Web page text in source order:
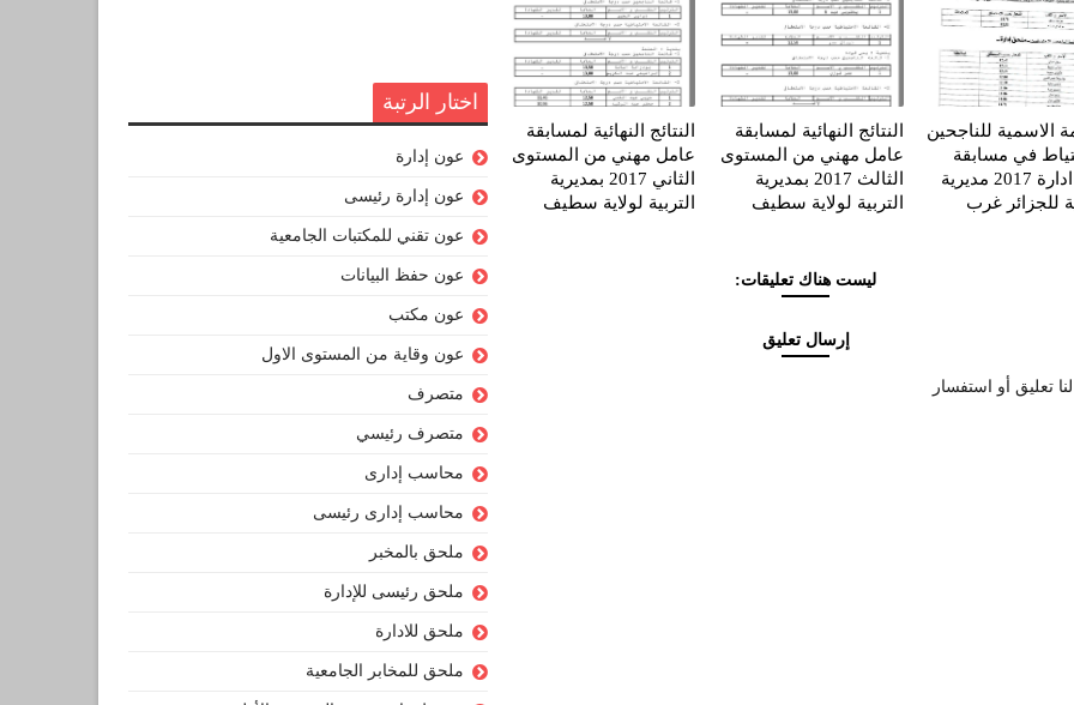
الاسمية للناجحين
في مسابقة
عون ادارة 2017 مديرية
للجزائر غرب
النتائج النهائية لمسابقة
عامل مهني من المستوى
الثالث 2017 بمديرية
التربية لولاية سطيف
النتائج النهائية لمسابقة
عامل مهني من المستوى
الثاني 2017 بمديرية
التربية لولاية سطيف
ليست هناك تعليقات:
إرسال تعليق
تعليق أو استفسار
اختار الرتبة
عون إدارة
عون إدارة رئيسى
عون تقني للمكتبات الجامعية
عون حفظ البيانات
عون مكتب
عون وقاية من المستوى الاول
متصرف
متصرف رئيسي
محاسب إدارى
محاسب إدارى رئيسى
ملحق بالمخبر
ملحق رئيسى للإدارة
ملحق للادارة
ملحق للمخابر الجامعية